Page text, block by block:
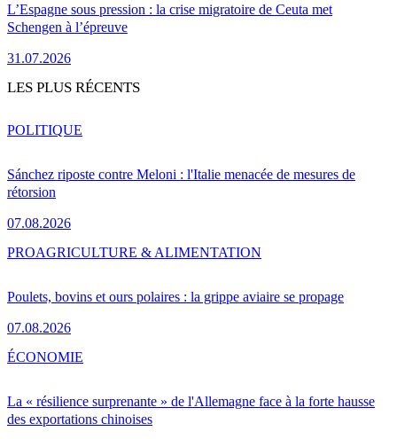
L’Espagne sous pression : la crise migratoire de Ceuta met
Schengen à l’épreuve
31.07.2026
LES PLUS RÉCENTS
Sánchez riposte contre Meloni : l'Italie menacée de mesures de
rétorsion
07.08.2026
POLITIQUE
Poulets, bovins et ours polaires : la grippe aviaire se propage
07.08.2026
PROAGRICULTURE & ALIMENTATION
La « résilience surprenante » de l'Allemagne face à la forte hausse
des exportations chinoises
ÉCONOMIE